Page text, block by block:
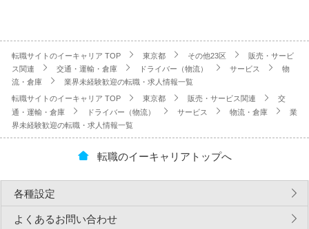
転職サイトのイーキャリア TOP 東京都 その他23区
販売・サービ
ス関連
交通・運輸・倉庫 ドライバー（物流） サービス
物
流・倉庫
業界未経験歓迎の転職・求人情報一覧
転職サイトのイーキャリア TOP 東京都 販売・サービス関連
交
通・運輸・倉庫
ドライバー（物流） サービス 物流・倉庫
業
界未経験歓迎の転職・求人情報一覧
転職のイーキャリアトップへ
各種設定
よくあるお問い合わせ